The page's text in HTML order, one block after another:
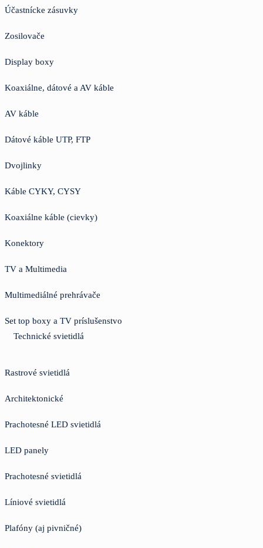
Účastnícke zásuvky
Zosilovače
Display boxy
Koaxiálne, dátové a AV káble
AV káble
Dátové káble UTP, FTP
Dvojlinky
Káble CYKY, CYSY
Koaxiálne káble (cievky)
Konektory
TV a Multimedia
Multimediálné prehrávače
Set top boxy a TV príslušenstvo
Technické svietidlá
Rastrové svietidlá
Architektonické
Prachotesné LED svietidlá
LED panely
Prachotesné svietidlá
Líniové svietidlá
Plafóny (aj pivničné)